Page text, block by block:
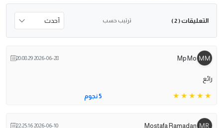
التعليقات ( 2 ) ترتيب حسب
Mp Mo
2026-06-28 20:08:29
رائع
5 نجوم
Mostafa Ramadan
2026-06-10 22:25:16